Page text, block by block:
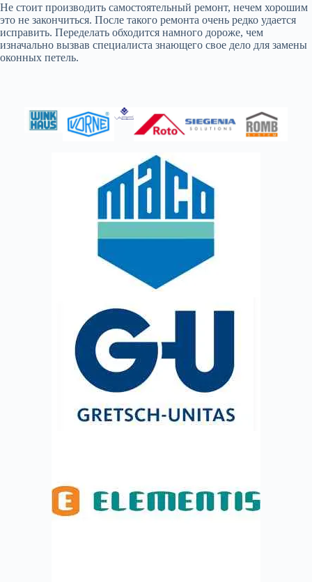
Не стоит производить самостоятельный ремонт, нечем хорошим
это не закончиться. После такого ремонта очень редко удается
исправить. Переделать обходится намного дороже, чем
изначально вызвав специалиста знающего свое дело для замены
оконных петель.